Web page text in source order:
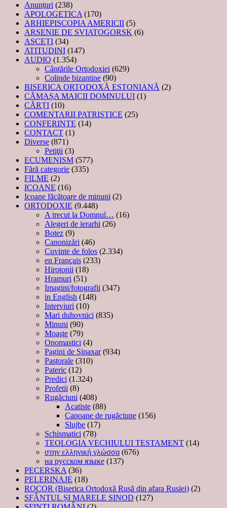
Anunţuri (238)
APOLOGETICA(170)
ARHIEPISCOPIA AMERICII (5)
ARSENIE DE SVIATOGORSK (6)
ASCEȚI (34)
ATITUDINI (147)
AUDIO (1.354)
Cântările Ortodoxiei (629)
Colinde bizantine (90)
BISERICA ORTODOXĂ ESTONIANĂ (2)
CĂMAȘA MAICII DOMNULUI (1)
CĂRȚI (10)
COMENTARII PATRISTICE (25)
CONFERINTE (14)
CONTACT (1)
Diverse (871)
Petiţii (3)
ECUMENISM (577)
Fără categorie (335)
FILME (2)
ICOANE (16)
Icoane făcătoare de minuni (2)
ORTODOXIE (9.448)
A trecut la Domnul… (16)
Alegeri de ierarhi (26)
Botez (9)
Canonizări (46)
Cuvinte de folos (2.334)
en Français (233)
Hirotonii (18)
Hramuri (51)
Imagini/fotografii (347)
in English (148)
Interviuri (10)
Mari duhovnici (835)
Minuni (90)
Moaşte (79)
Onomastici (4)
Pagini de Sinaxar(934)
Pastorale (310)
Pateric (12)
Predici (1.324)
Profetii (8)
Rugăciuni (408)
Acatiste (88)
Canoane de rugăciune (156)
Slujbe (17)
Schismatici (78)
TEOLOGIA VECHIULUI TESTAMENT (14)
στην ελληνική γλώσσα (676)
на русском языке (137)
PECERSKA(36)
PELERINAJE (18)
ROCOR (Biserica Ortodoxă Rusă din afara Rusiei) (2)
SFÂNTUL ȘI MARELE SINOD (127)